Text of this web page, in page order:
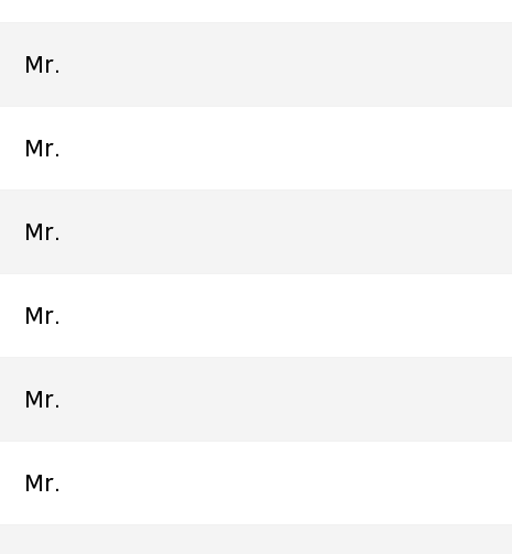
Mr.
Mr.
Mr.
Mr.
Mr.
Mr.